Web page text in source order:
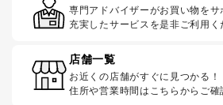
専門アドバイザーがお買い物をサ
充実したサービスを是非ご利用く
店舗一覧
お近くの店舗がすぐに見つかる！
住所や営業時間はこちらからご確